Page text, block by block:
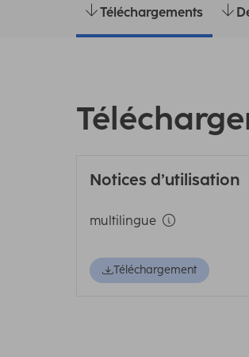
Téléchargements
Notices d’utilisation
multilingue
Téléchargement